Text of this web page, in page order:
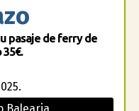
pasaje de ferry de